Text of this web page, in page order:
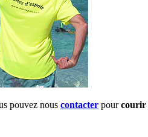
pouvez nous contacter pourcourir